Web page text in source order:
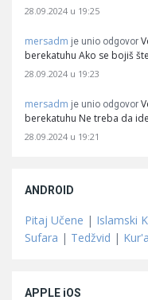
28.09.2024 u 19:25
mersadm je unio odgovor
berekatuhu Ako se bojiš
28.09.2024 u 19:23
mersadm je unio odgovor
berekatuhu Ne treba da
28.09.2024 u 19:21
ANDROID
Pitaj Učene | Islamski
Sufara | Tedžvid |
APPLE iOS